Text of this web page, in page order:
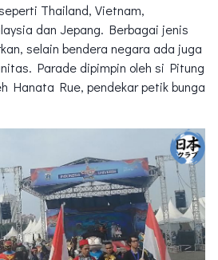
Thailand, Vietnam,
dan Jepang. Berbagai jenis
selain bendera negara ada juga
Parade dipimpin oleh si Pitung
Hanata Rue, pendekar petik bunga